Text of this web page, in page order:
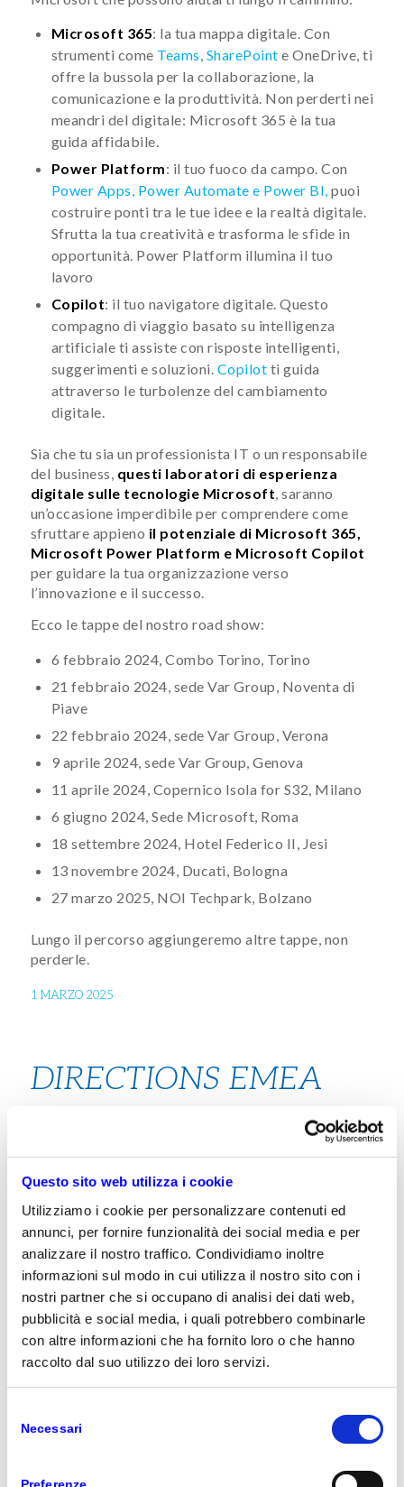
Questo sito web utilizza i cookie
Utilizziamo i cookie per personalizzare contenuti ed
annunci, per fornire funzionalità dei social media e per
analizzare il nostro traffico. Condividiamo inoltre
informazioni sul modo in cui utilizza il nostro sito con i
nostri partner che si occupano di analisi dei dati web,
pubblicità e social media, i quali potrebbero combinarle
con altre informazioni che ha fornito loro o che hanno
raccolto dal suo utilizzo dei loro servizi.
delNecessari
Microsoft 365: la tua mappa digitale. Con
strumenti come Teams, SharePoint e OneDrive, ti
offre la bussola per la collaborazione, la
comunicazione e la produttività. Non perderti nei
meandri del digitale: Microsoft 365 è la tua
guida affidabile.
Power Platform: il tuo fuoco da campo. Con
Power Apps, Power Automate e Power BI, puoi
costruire ponti tra le tue idee e la realtà digitale.
Sfrutta la tua creatività e trasforma le sfide in
opportunità. Power Platform illumina il tuo
lavoro
Copilot: il tuo navigatore digitale. Questo
compagno di viaggio basato su intelligenza
artificiale ti assiste con risposte intelligenti,
suggerimenti e soluzioni. Copilot ti guida
attraverso le turbolenze del cambiamento
digitale.
Sia che tu sia un professionista IT o un responsabile
del business, questi laboratori di esperienza
digitale sulle tecnologie Microsoft, saranno
un’occasione imperdibile per comprendere come
sfruttare appieno il potenziale di Microsoft 365,
Microsoft Power Platform e Microsoft Copilot
per guidare la tua organizzazione verso
l’innovazione e il successo.
Ecco le tappe del nostro road show:
6 febbraio 2024, Combo Torino, Torino
21 febbraio 2024, sede Var Group, Noventa di
Piave
22 febbraio 2024, sede Var Group, Verona
9 aprile 2024, sede Var Group, Genova
11 aprile 2024, Copernico Isola for S32, Milano
6 giugno 2024, Sede Microsoft, Roma
18 settembre 2024, Hotel Federico II, Jesi
13 novembre 2024, Ducati, Bologna
27 marzo 2025, NOI Techpark, Bolzano
Lungo il percorso aggiungeremo altre tappe, non
perderle.
1 MARZO 2025
DIRECTIONS EMEA
PARTECIPA
ALL’EVENTO DI
VIENNA
EVENTS